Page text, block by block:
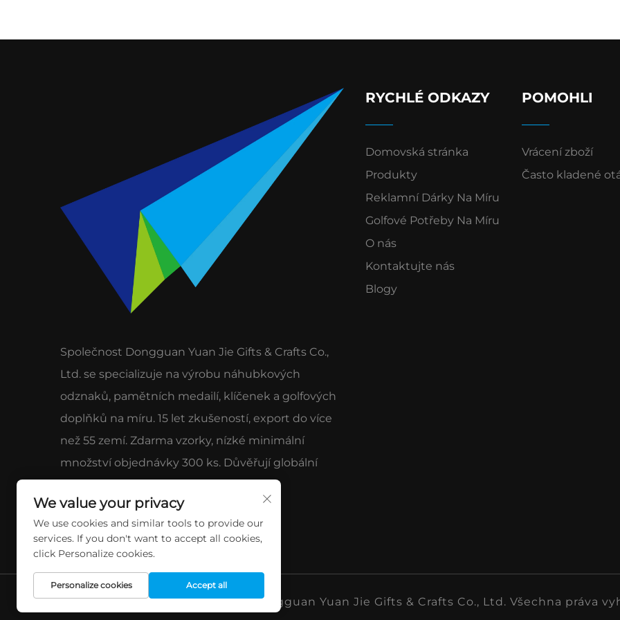
Společnost Dongguan Yuan Jie Gifts & Crafts Co.,
Ltd. se specializuje na výrobu náhubkových
odznaků, pamětních medailí, klíčenek a golfových
doplňků na míru. 15 let zkušeností, export do více
než 55 zemí. Zdarma vzorky, nízké minimální
množství objednávky 300 ks. Důvěřují globální
RYCHLÉ ODKAZY
Domovská stránka
Produkty
Reklamní Dárky Na Míru
Golfové Potřeby Na Míru
O nás
Kontaktujte nás
Blogy
POMOHLI
Vrácení zboží
Často kladené
Copyright © 2026 China Dongguan Yuan Jie Gifts & Crafts Co., Ltd. Všechna práva
We value your privacy
We use cookies and similar tools to provide our
services. If you don't want to accept all cookies,
click Personalize cookies.
Personalize cookies Accept all